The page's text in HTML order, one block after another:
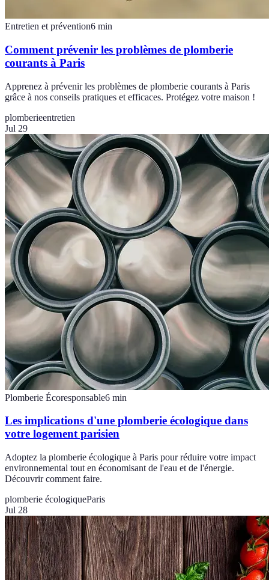
Entretien et prévention6 min
Comment prévenir les problèmes de plomberie
courants à Paris
Apprenez à prévenir les problèmes de plomberie courants à Paris
grâce à nos conseils pratiques et efficaces. Protégez votre maison !
plomberieentretien
Jul 29
Plomberie Écoresponsable6 min
Les implications d'une plomberie écologique dans
votre logement parisien
Adoptez la plomberie écologique à Paris pour réduire votre impact
environnemental tout en économisant de l'eau et de l'énergie.
Découvrir comment faire.
plomberie écologiqueParis
Jul 28